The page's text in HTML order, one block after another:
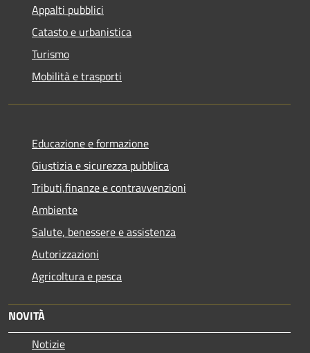
Appalti pubblici
Catasto e urbanistica
Turismo
Mobilità e trasporti
Educazione e formazione
Giustizia e sicurezza pubblica
Tributi,finanze e contravvenzioni
Ambiente
Salute, benessere e assistenza
Autorizzazioni
Agricoltura e pesca
NOVITÀ
Notizie